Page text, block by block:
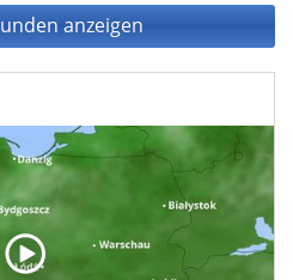
anzeigen